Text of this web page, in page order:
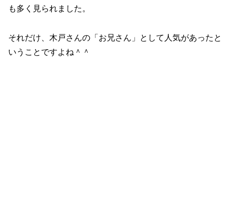
も多く見られました。
それだけ、木戸さんの「お兄さん」として人気があったと
いうことですよね＾＾